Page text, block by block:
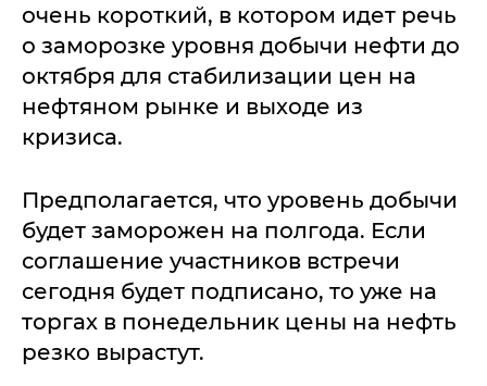
очень короткий, в котором идет речь
о заморозке уровня добычи нефти до
октября для стабилизации цен на
нефтяном рынке и выходе из
кризиса.
Предполагается, что уровень добычи
будет заморожен на полгода. Если
соглашение участников встречи
сегодня будет подписано, то уже на
торгах в понедельник цены на нефть
резко вырастут.